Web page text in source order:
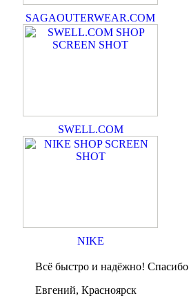
SAGAOUTERWEAR.COM
SWELL.COM
NIKE
Всё быстро и надёжно! Спасибо
Евгений, Красноярск